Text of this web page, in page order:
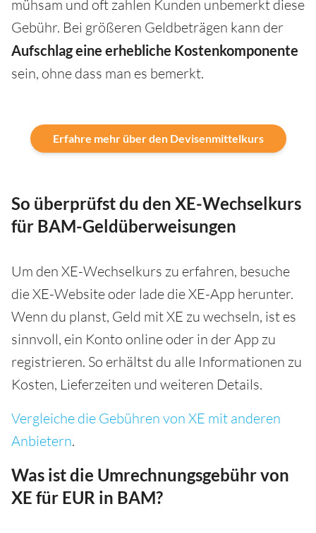
mühsam und oft zahlen Kunden unbemerkt diese
Gebühr. Bei größeren Geldbeträgen kann der
Aufschlag eine erhebliche Kostenkomponente
sein, ohne dass man es bemerkt.
Erfahre mehr über den Devisenmittelkurs
So überprüfst du den XE-Wechselkurs
für BAM-Geldüberweisungen
Um den XE-Wechselkurs zu erfahren, besuche
die XE-Website oder lade die XE-App herunter.
Wenn du planst, Geld mit XE zu wechseln, ist es
sinnvoll, ein Konto online oder in der App zu
registrieren. So erhältst du alle Informationen zu
Kosten, Lieferzeiten und weiteren Details.
Vergleiche die Gebühren von XE mit anderen
Anbietern.
Was ist die Umrechnungsgebühr von
XE für EUR in BAM?